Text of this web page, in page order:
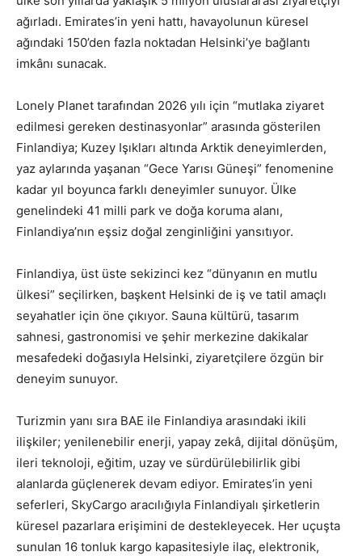
ağırladı. Emirates’in yeni hattı, havayolunun küresel
ağındaki 150’den fazla noktadan Helsinki’ye bağlantı
imkânı sunacak.
Lonely Planet tarafından 2026 yılı için “mutlaka ziyaret
edilmesi gereken destinasyonlar” arasında gösterilen
Finlandiya; Kuzey Işıkları altında Arktik deneyimlerden,
yaz aylarında yaşanan “Gece Yarısı Güneşi” fenomenine
kadar yıl boyunca farklı deneyimler sunuyor. Ülke
genelindeki 41 milli park ve doğa koruma alanı,
Finlandiya’nın eşsiz doğal zenginliğini yansıtıyor.
Finlandiya, üst üste sekizinci kez “dünyanın en mutlu
ülkesi” seçilirken, başkent Helsinki de iş ve tatil amaçlı
seyahatler için öne çıkıyor. Sauna kültürü, tasarım
sahnesi, gastronomisi ve şehir merkezine dakikalar
mesafedeki doğasıyla Helsinki, ziyaretçilere özgün bir
deneyim sunuyor.
Turizmin yanı sıra BAE ile Finlandiya arasındaki ikili
ilişkiler; yenilenebilir enerji, yapay zekâ, dijital dönüşüm,
ileri teknoloji, eğitim, uzay ve sürdürülebilirlik gibi
alanlarda güçlenerek devam ediyor. Emirates’in yeni
seferleri, SkyCargo aracılığıyla Finlandiyalı şirketlerin
küresel pazarlara erişimini de destekleyecek. Her uçuşta
sunulan 16 tonluk kargo kapasitesiyle ilaç, elektronik,